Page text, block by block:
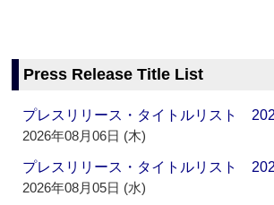
Press Release Title List
プレスリリース・タイトルリスト
2026年08月06日 (木)
プレスリリース・タイトルリスト
2026年08月05日 (水)